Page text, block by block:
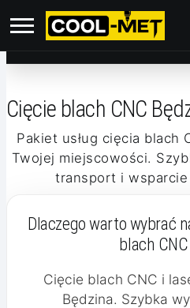
Cięcie blach CNC
Pakiet usług cięcia blach
Twojej miejscowości.
transport i
Dlaczego warto wybrać
blach
Cięcie blach CNC i
Będzina. Szybka